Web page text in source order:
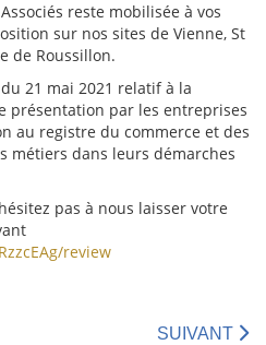
reste mobilisée à vos
sur nos sites de Vienne, St
de Roussillon.
21 mai 2021 relatif à la
présentation par les entreprises
au registre du commerce et des
métiers dans leurs démarches
pas à nous laisser votre
review
SUIVANT